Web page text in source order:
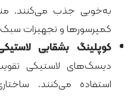
به‌خوبی جذب می‌کنند.
کمپرسورها و تجهیزات
کوپلینگ بشقابی
دیسک‌های لاستیکی
استفاده می‌کنند.